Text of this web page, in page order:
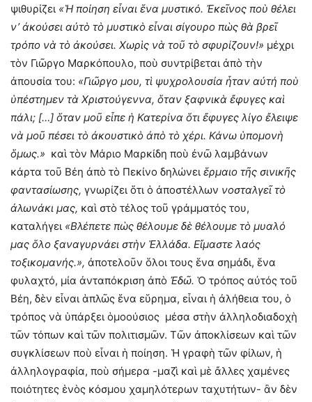
ψιθυρίζει «Ἡ ποίηση εἶναι ἕνα μυστικό. Ἐκεῖνος ποὺ θέλει
ν’ ἀκούσει αὐτὸ τὸ μυστικὸ εἶναι σίγουρο πὼς θὰ βρεῖ
τρόπο νὰ τὸ ἀκούσει. Χωρὶς νὰ τοῦ τὸ σφυρίζουν!» μέχρι
τὸν Γιῶργο Μαρκόπουλο, ποὺ συντρίβεται ἀπὸ τὴν
ἀπουσία του: «Γιῶργο μου, τὶ ψυχρολουσία ἦταν αὐτή ποὺ
ὑπέστημεν τὰ Χριστούγεννα, ὅταν ξαφνικὰ ἔφυγες καὶ
πάλι; […] ὅταν μοῦ εἶπε ἡ Κατερίνα ὅτι ἔφυγες λίγο ἔλειψε
νὰ μοῦ πέσει τὸ ἀκουστικὸ ἀπὸ τὸ χέρι. Κάνω ὑπομονὴ
ὅμως.» καὶ τὸν Μάριο Μαρκίδη ποὺ ἐνῶ λαμβάνων
κάρτα τοῦ Βέη ἀπὸ τὸ Πεκίνο δηλώνει ἕρμαιο τῆς σινικῆς
φαντασίωσης, γνωρίζει ὅτι ὁ ἀποστέλλων νοσταλγεῖ τὸ
ἀλωνάκι μας, καὶ στὸ τέλος τοῦ γράμματός του,
καταλήγει «Βλέπετε πὼς θέλουμε δὲ θέλουμε τὸ μυαλό
μας ὅλο ξαναγυρνάει στὴν Ἑλλάδα. Εἴμαστε λαός
τοξικομανής.», ἀποτελοῦν ὅλοι τους ἕνα σημάδι, ἕνα
φυλαχτό, μία ἀνταπόκριση ἀπὸ Ἐδῶ. Ὁ τρόπος αὐτός τοῦ
Βέη, δὲν εἶναι ἁπλῶς ἕνα εὕρημα, εἶναι ἡ ἀλήθεια του, ὁ
τρόπος νὰ ὑπάρξει ὁμοούσιος μέσα στὴν ἀλληλοδιαδοχὴ
τῶν τόπων καὶ τῶν πολιτισμῶν. Τῶν ἀποκλίσεων καὶ τῶν
συγκλίσεων ποὺ εἶναι ἡ ποίηση. Ἡ γραφὴ τῶν φίλων, ἡ
ἀλληλογραφία, ποὺ σήμερα -μαζὶ καὶ μὲ ἄλλες χαμένες
ποιότητες ἑνὸς κόσμου χαμηλότερων ταχυτήτων- ἂν δὲν